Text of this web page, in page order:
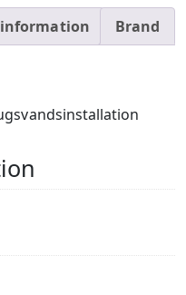
information Brand